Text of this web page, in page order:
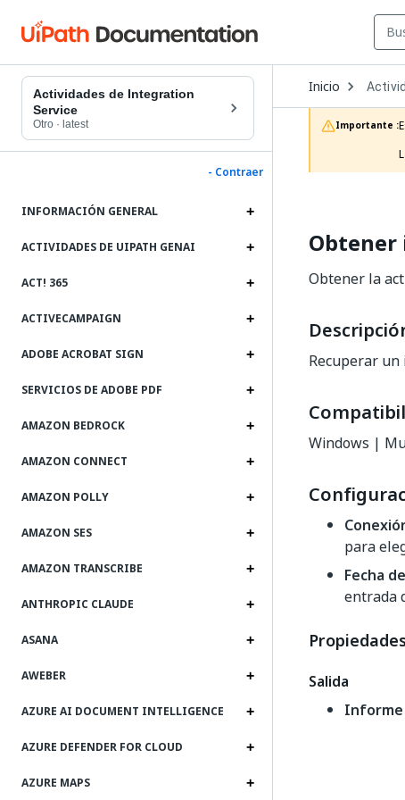
Actividades de Integration
Service
Otro · latest
- Contraer
INFORMACIÓN GENERAL
ACTIVIDADES DE UIPATH GENAI
ACT! 365
ACTIVECAMPAIGN
ADOBE ACROBAT SIGN
SERVICIOS DE ADOBE PDF
AMAZON BEDROCK
AMAZON CONNECT
AMAZON POLLY
AMAZON SES
AMAZON TRANSCRIBE
ANTHROPIC CLAUDE
ASANA
AWEBER
AZURE AI DOCUMENT INTELLIGENCE
AZURE DEFENDER FOR CLOUD
AZURE MAPS
Inicio Open
to
choose
product
Importante :
Obtener
Obtener la
Recuperar un
Windows |
para
Fecha
entrada
Salida
Informe